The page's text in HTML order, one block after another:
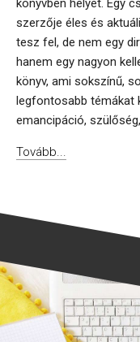
könyvben helyet. Egy
szerzője éles és
tesz fel, de nem egy
hanem egy nagyon
könyv, ami sokszínű,
legfontosabb témákat
emancipáció,
Tovább...